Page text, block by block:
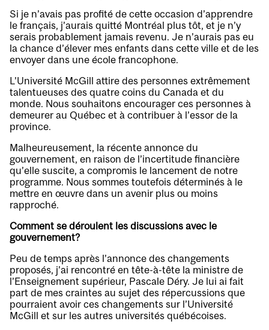
Si je n’avais pas profité de cette occasion d’apprendre
le français, j’aurais quitté Montréal plus tôt, et je n’y
serais probablement jamais revenu. Je n’aurais pas eu
la chance d’élever mes enfants dans cette ville et de les
envoyer dans une école francophone.
L’Université McGill attire des personnes extrêmement
talentueuses des quatre coins du Canada et du
monde. Nous souhaitons encourager ces personnes à
demeurer au Québec et à contribuer à l’essor de la
province.
Malheureusement, la récente annonce du
gouvernement, en raison de l’incertitude financière
qu’elle suscite, a compromis le lancement de notre
programme. Nous sommes toutefois déterminés à le
mettre en œuvre dans un avenir plus ou moins
rapproché.
Comment se déroulent les discussions avec le
gouvernement?
Peu de temps après l’annonce des changements
proposés, j’ai rencontré en tête-à-tête la ministre de
l’Enseignement supérieur, Pascale Déry. Je lui ai fait
part de mes craintes au sujet des répercussions que
pourraient avoir ces changements sur l’Université
McGill et sur les autres universités québécoises.